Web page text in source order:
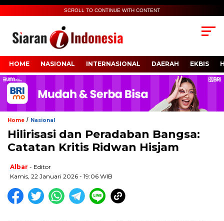
SCROLL TO CONTINUE WITH CONTENT
HOME NASIONAL INTERNASIONAL DAERAH EKBIS
Home / Nasional
Hilirisasi dan Peradaban Bangsa:
Catatan Kritis Ridwan Hisjam
Albar - Editor
Kamis, 22 Januari 2026 - 19:06 WIB